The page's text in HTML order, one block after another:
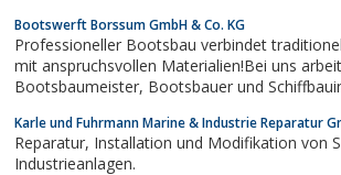
der Region einen Rundum-Service um ihre
Bootswerft Borssum GmbH & Co. KG
Professioneller Bootsbau verbindet
mit anspruchsvollen Materialien!Bei uns
Bootsbaumeister, Bootsbauer und Schiffbauingenieure, die ihr
Karle und Fuhrmann Marine & Industrie Reparatur
Reparatur, Installation und Modifikation von Schiffs, - und
Industrieanlagen.